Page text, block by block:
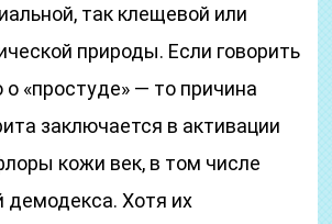
так клещевой или
природы. Если говорить
о «простуде» — то причина
заключается в активации
кожи век, в том числе
демодекса. Хотя их